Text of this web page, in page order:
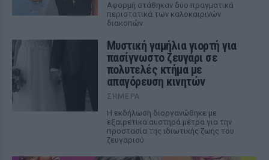
Αφορμή στάθηκαν δύο πραγματικά
περιστατικά των καλοκαιρινών
διακοπών
Μυστική γαμήλια γιορτή για
πασίγνωστο ζευγάρι σε
πολυτελές κτήμα με
απαγόρευση κινητών
ΣΉΜΕΡΑ
Η εκδήλωση διοργανώθηκε με
εξαιρετικά αυστηρά μέτρα για την
προστασία της ιδιωτικής ζωής του
ζευγαριού